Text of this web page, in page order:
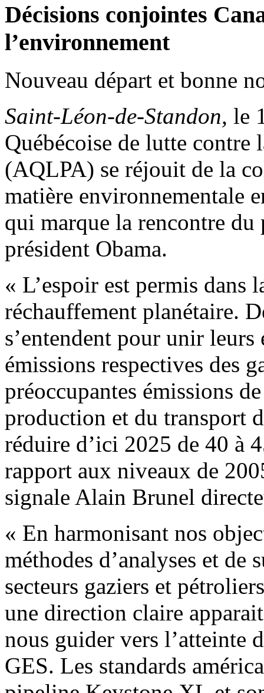
Décisions conjointes
l’environnement
Nouveau départ et bonne
Saint-Léon-de-Standon, le
Québécoise de lutte
(AQLPA) se réjouit de la
matière environnementale
qui marque la rencontre
président Obama.
« L’espoir est permis dans
réchauffement planétaire.
s’entendent pour unir
émissions respectives des
préoccupantes émissions
production et du transport
réduire d’ici 2025 de 40 à
rapport aux niveaux de
signale Alain Brunel
« En harmonisant nos
méthodes d’analyses et de
secteurs gaziers et
une direction claire
nous guider vers l’atteinte
GES. Les standards